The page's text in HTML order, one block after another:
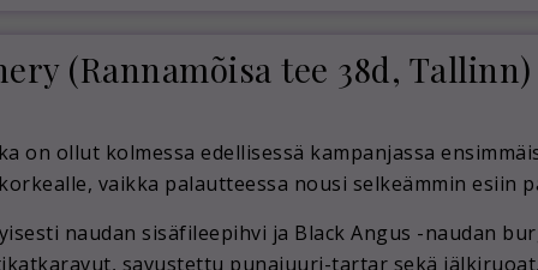
(Rannamõisa tee 38d, Tallinn)
on ollut kolmessa edellisessä kampanjassa
vaikka palautteessa nousi selkeämmin esiin
naudan sisäfileepihvi ja Black Angus -naudan
savustettu punajuuri-tartar sekä